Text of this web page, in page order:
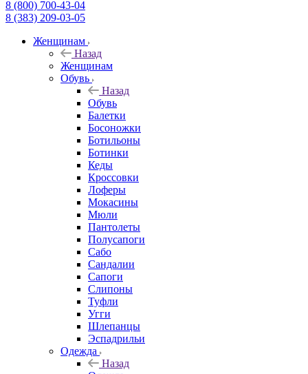
8 (800) 700-43-04
8 (383) 209-03-05
Женщинам
Назад
Женщинам
Обувь
Назад
Обувь
Балетки
Босоножки
Ботильоны
Ботинки
Кеды
Кроссовки
Лоферы
Мокасины
Мюли
Пантолеты
Полусапоги
Сабо
Сандалии
Сапоги
Слипоны
Туфли
Угги
Шлепанцы
Эспадрильи
Одежда
Назад